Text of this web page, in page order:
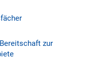
zur